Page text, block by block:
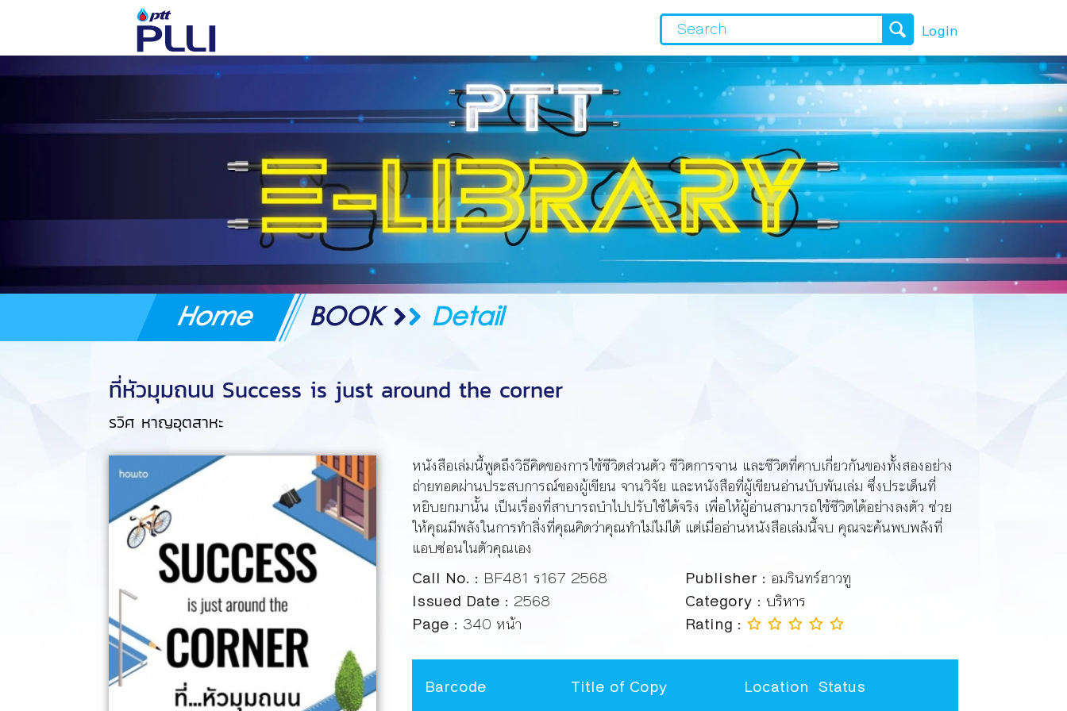
Login
Home BOOK Detail
ที่หัวมุมถนน Success is just around the corner
รวิศ หาญอุตสาหะ
หนังสือเล่มนี้พูดถึงวิธีคิดของการใช้ชีวิตส่วนตัว ชีวิตการจาน และชีวิตที่คาบเกี่ยวกันของทั้งสองอย่าง
ถ่ายทอดผ่านประสบการณ์ของผู้เขียน จานวิจัย และหนังสือที่ผู้เขียนอ่านบับพันเล่ม ซึ่งประเด็นที่
หยิบยกมานั้น เป็นเรื่องที่สาบารถบำไปปรับใช้ได้จริง เพื่อให้ผู้อ่านสามารถใช้ชีวิตได้อย่างลงตัว ช่วย
ให้คุณมีพลังในการทำสิ่งที่คุณคิดว่าคุณทำไม่ไม่ได้ แต่เมื่ออ่านหนังสือเล่มนี้จบ คุณจะค้นพบพลังที่
แอบซ่อนในตัวคุณเอง
Call No. : BF481 ร167 2568 Publisher : อมรินทร์ฮาวทู
Issued Date : 2568 Category : บริหาร
Page : 340 หน้า Rating :
Barcode Title of Copy Location Status